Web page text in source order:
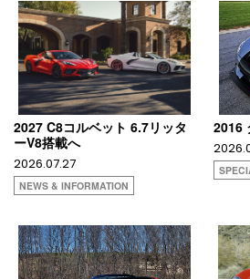
2027 C8コルベット 6.7リッタ
ーV8搭載へ
2026.07.27
NEWS & INFORMATION
2016